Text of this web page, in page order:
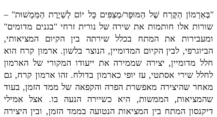
"בְּאַרְמוֹן הַקֶּרַח שֶׁל הַמּוּפָר/מְצַפִּים כָּל יוֹם לְשַׁיֶרֶת הַמַּמָשׁוּת" –
שורות אלו חותמות את שירה של נורית זרחי "בגנים מדומים"
ומעבירות את המתח בכלל שירתה בין הקיום המציאותי,
הביוגרפי, לבין הקיום המדומיין, הנוצר בלשון. ארמון קרח הוא
חלל מדומיין, יצירה שממירה את ייעודו המקורי של הארמון
לחלל שירי אסתטי, עז יופי כארמון בדולח. זהו ארמון קרח, גם
מאחר שהיצירה מאפשרת הפרה והקפאה של ממד הזמן, בעוד
שהמציאות, הממשות, היא כשיירה הנעה בו. אצל אמילי
דיקנסון המתח בין המציאות הנטועה בממד הזמן, ובין היצירה